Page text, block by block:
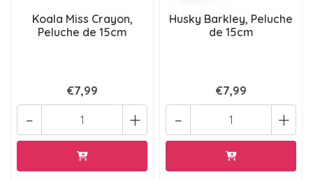
Koala Miss Crayon,
Peluche de 15cm
€7,99
+
-
Husky Barkley, Peluche
de 15cm
€7,99
+
-